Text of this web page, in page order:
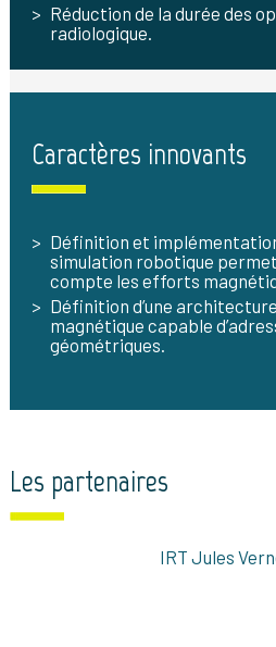
Réduction de la durée des
radiologique.
Caractères innovants
Définition et
simulation robotique
compte les efforts
Définition d’une
magnétique capable
géométriques.
Les partenaires
IRT Jules